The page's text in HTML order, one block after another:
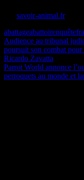
savoir-animal.fr
abattageabattoirenquête
Navigation
de
l’article
Publication
précédente :
Audience au tribunal
poursuit son combat
Ricardo Zavatta
Publication
suivante :
Parrot World annonce
perroquets au monde et